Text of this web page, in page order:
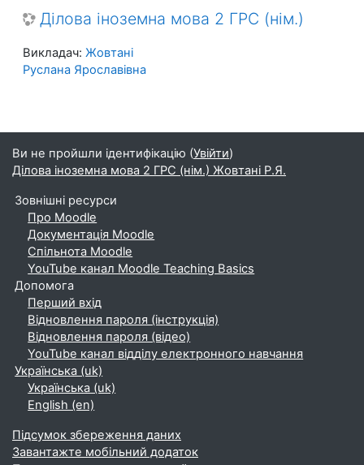
Ділова іноземна мова 2 ГРС (нім.)
Викладач: Жовтані
Руслана Ярославівна
Ви не пройшли ідентифікацію (Увійти)
Ділова іноземна мова 2 ГРС (нім.) Жовтані Р.Я.
Зовнішні ресурси
Про Moodle
Документація Moodle
Спільнота Moodle
YouTube канал Moodle Teaching Basics
Допомога
Перший вхід
Відновлення пароля (інструкція)
Відновлення пароля (відео)
YouTube канал відділу електронного навчання
Українська ‎(uk)‎
Українська ‎(uk)‎
English ‎(en)‎
Підсумок збереження даних
Завантажте мобільний додаток